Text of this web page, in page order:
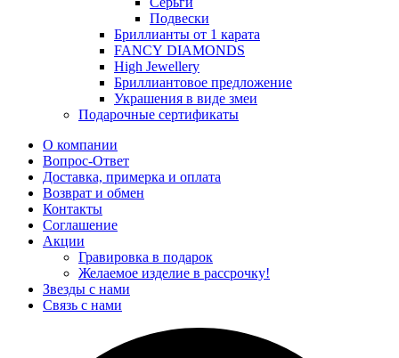
Подвески
Бриллианты от 1 карата
FANCY DIAMONDS
High Jewellery
Бриллиантовое предложение
Украшения в виде змеи
Подарочные сертификаты
О компании
Вопрос-Ответ
Доставка, примерка и оплата
Возврат и обмен
Контакты
Соглашение
Акции
Гравировка в подарок
Желаемое изделие в рассрочку!
Звезды с нами
Связь с нами